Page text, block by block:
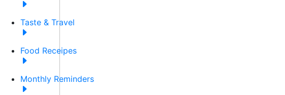
Taste & Travel
Food Receipes
Monthly Reminders